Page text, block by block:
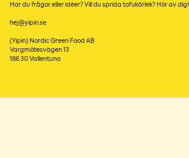
Har du frågor eller idéer? Vill du sprida tofukärlek? Hör av dig!
hej@yipin.se
(Yipin) Nordic Green Food AB
Vargmötesvägen 13
186 30 Vallentuna